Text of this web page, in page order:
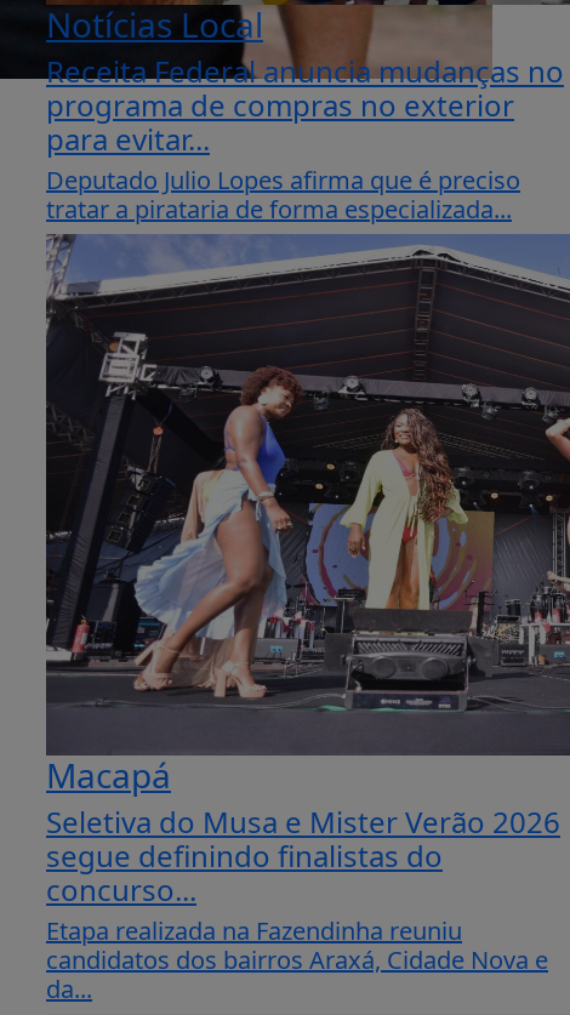
Notícias Local
Receita Federal anuncia mudanças no
programa de compras no exterior
para evitar...
Deputado Julio Lopes afirma que é preciso
tratar a pirataria de forma especializada...
Macapá
Seletiva do Musa e Mister Verão 2026
segue definindo finalistas do
concurso...
Etapa realizada na Fazendinha reuniu
candidatos dos bairros Araxá, Cidade Nova e
da...